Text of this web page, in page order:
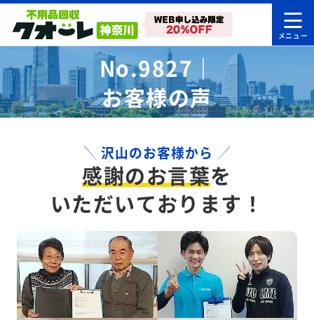
No.9827｜
お客様の声
沢山のお客様から
感謝のお言葉を
いただいております！